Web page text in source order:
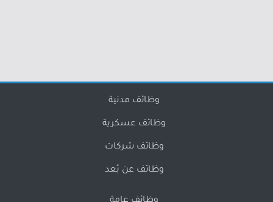
وظائف مدنية
وظائف عسكرية
وظائف شركات
وظائف عن بُعد